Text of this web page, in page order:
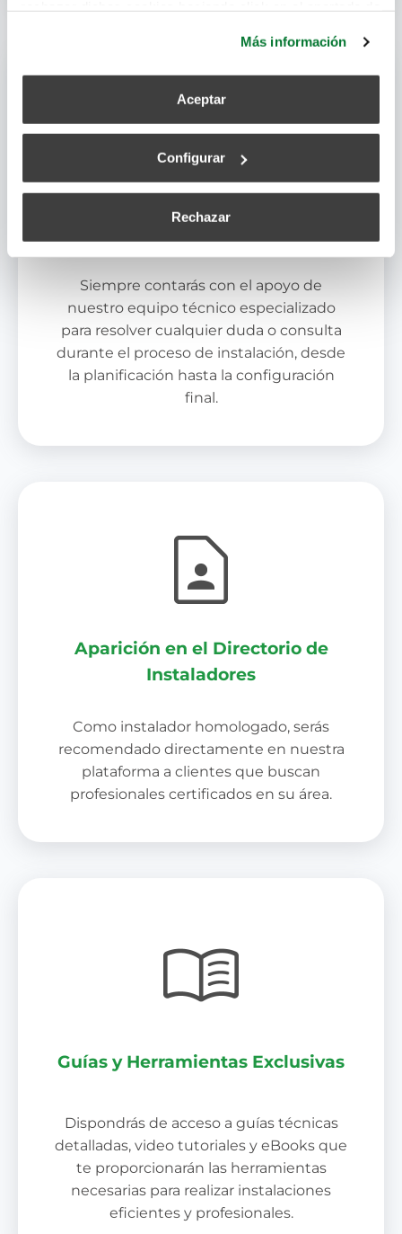
Más información
Aceptar
Configurar
Rechazar
Soporte Técnico Dedicado
Siempre contarás con el apoyo de
nuestro equipo técnico especializado
para resolver cualquier duda o consulta
durante el proceso de instalación, desde
la planificación hasta la configuración
final.
Aparición en el Directorio de
Instaladores
Como instalador homologado, serás
recomendado directamente en nuestra
plataforma a clientes que buscan
profesionales certificados en su área.
Guías y Herramientas Exclusivas
Dispondrás de acceso a guías técnicas
detalladas, video tutoriales y eBooks que
te proporcionarán las herramientas
necesarias para realizar instalaciones
eficientes y profesionales.